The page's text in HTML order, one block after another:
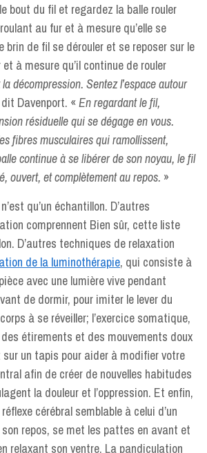
bout du fil et regardez la balle rouler
au fur et à mesure qu’elle se
brin de fil se dérouler et se reposer sur le
et à mesure qu’il continue de rouler
décompression. Sentez l’espace autour
Davenport. «En regardant le fil,
résiduelle qui se dégage en vous.
fibres musculaires qui ramollissent,
continue à se libérer de son noyau, le fil
ouvert, et complètement au repos. »
qu’un échantillon. D’autres
comprennent Bien sûr, cette liste
D’autres techniques de relaxation
de la luminothérapie, qui consiste à
avec une lumière vive pendant
de dormir, pour imiter le lever du
à se réveiller; l’exercice somatique,
étirements et des mouvements doux
sur un tapis pour aider à modifier votre
afin de créer de nouvelles habitudes
la douleur et l’oppression. Et enfin,
cérébral semblable à celui d’un
repos, se met les pattes en avant et
relaxant son ventre. La pandiculation